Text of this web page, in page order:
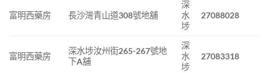
富明西藥房 長沙灣青山道308號地舖
深
水
埗
27088028
富明西藥房
深水埗汝州街265-267號地
下A舖
深
水
埗
27083318